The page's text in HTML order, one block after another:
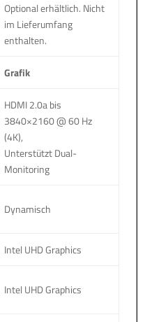
Optional erhältlich. Nicht
im Lieferumfang
enthalten.
Grafik
HDMI 2.0a bis
3840×2160 @ 60 Hz
(4K),
Unterstützt Dual-
Monitoring
Dynamisch
Intel UHD Graphics
Intel UHD Graphics